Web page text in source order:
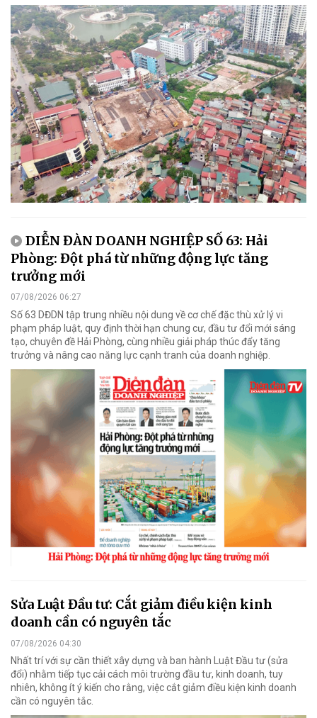
DIỄN ĐÀN DOANH NGHIỆP SỐ 63: Hải
Phòng: Đột phá từ những động lực tăng
trưởng mới
07/08/2026 06:27
Số 63 DĐDN tập trung nhiều nội dung về cơ chế đặc thù xử lý vi
phạm pháp luật, quy định thời hạn chung cư, đầu tư đổi mới sáng
tạo, chuyên đề Hải Phòng, cùng nhiều giải pháp thúc đẩy tăng
trưởng và nâng cao năng lực cạnh tranh của doanh nghiệp.
Sửa Luật Đầu tư: Cắt giảm điều kiện kinh
doanh cần có nguyên tắc
07/08/2026 04:30
Nhất trí với sự cần thiết xây dựng và ban hành Luật Đầu tư (sửa
đổi) nhằm tiếp tục cải cách môi trường đầu tư, kinh doanh, tuy
nhiên, không ít ý kiến cho rằng, việc cắt giảm điều kiện kinh doanh
cần có nguyên tắc.